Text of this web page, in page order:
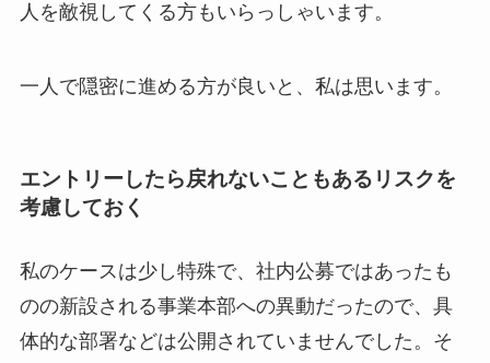
人を敵視してくる方もいらっしゃいます。
一人で隠密に進める方が良いと、私は思います。
エントリーしたら戻れないこともあるリスクを
考慮しておく
私のケースは少し特殊で、社内公募ではあったも
のの新設される事業本部への異動だったので、具
体的な部署などは公開されていませんでした。そ